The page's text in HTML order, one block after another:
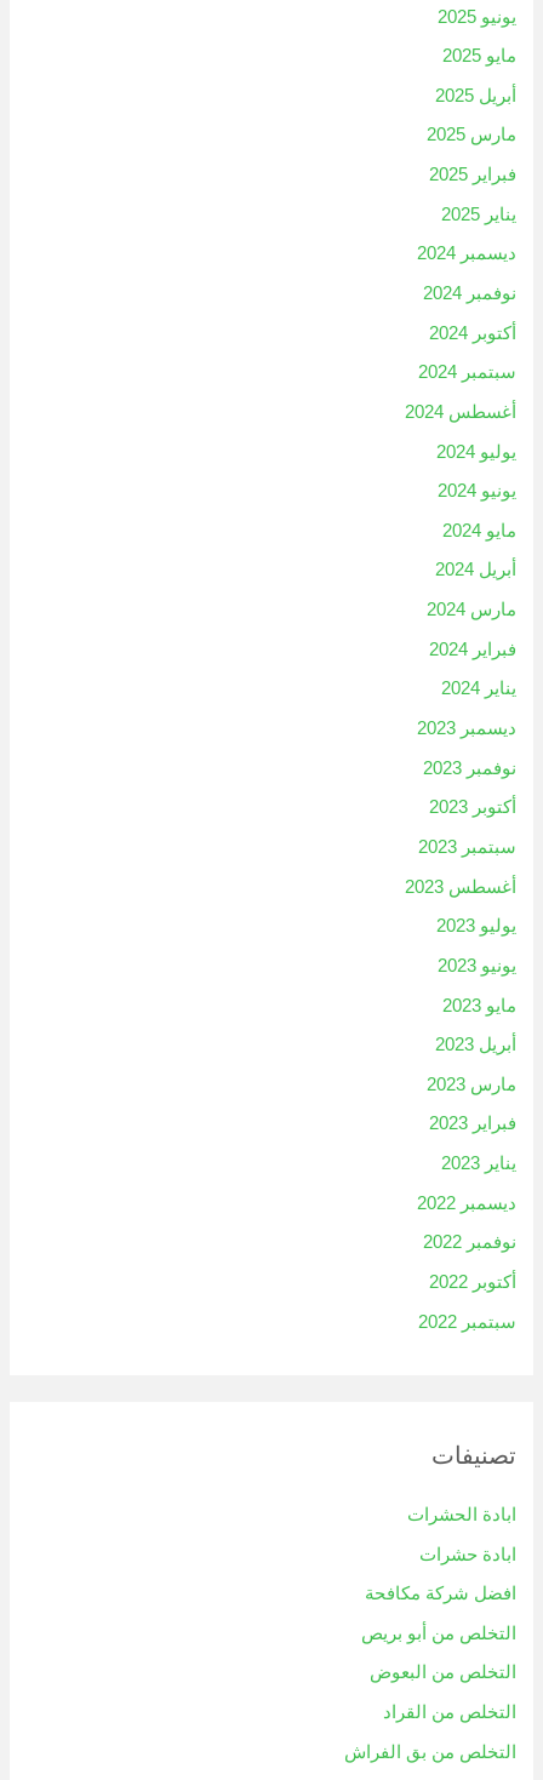
يونيو 2025
مايو 2025
أبريل 2025
مارس 2025
فبراير 2025
يناير 2025
ديسمبر 2024
نوفمبر 2024
أكتوبر 2024
سبتمبر 2024
أغسطس 2024
يوليو 2024
يونيو 2024
مايو 2024
أبريل 2024
مارس 2024
فبراير 2024
يناير 2024
ديسمبر 2023
نوفمبر 2023
أكتوبر 2023
سبتمبر 2023
أغسطس 2023
يوليو 2023
يونيو 2023
مايو 2023
أبريل 2023
مارس 2023
فبراير 2023
يناير 2023
ديسمبر 2022
نوفمبر 2022
أكتوبر 2022
سبتمبر 2022
تصنيفات
ابادة الحشرات
ابادة حشرات
افضل شركة مكافحة
التخلص من أبو بريص
التخلص من البعوض
التخلص من القراد
التخلص من بق الفراش